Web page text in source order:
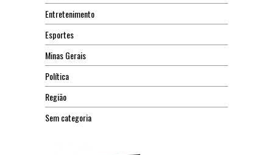
Entretenimento
Esportes
Minas Gerais
Política
Região
Sem categoria